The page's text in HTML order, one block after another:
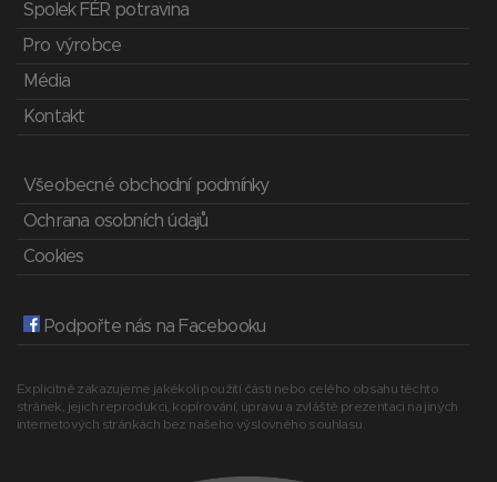
Spolek FÉR potravina
Pro výrobce
Média
Kontakt
Všeobecné obchodní podmínky
Ochrana osobních údajů
Cookies
Podpořte nás na Facebooku
Explicitně zakazujeme jakékoli použití části nebo celého obsahu těchto
stránek, jejich reprodukci, kopírování, úpravu a zvláště prezentaci na jiných
internetových stránkách bez našeho výslovného souhlasu.